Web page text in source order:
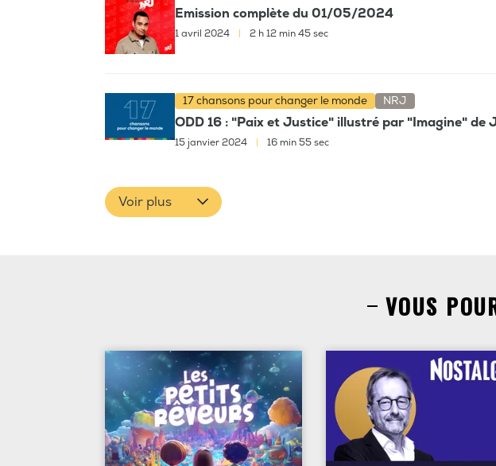
Emission complète du 01/05/2024
1 avril 2024 2 h 12 min 45 sec
17 chansons pour changer le monde NRJ
ODD 16 : "Paix et Justice" illustré par "Imagine" de
15 janvier 2024 16 min 55 sec
Voir plus
VOUS